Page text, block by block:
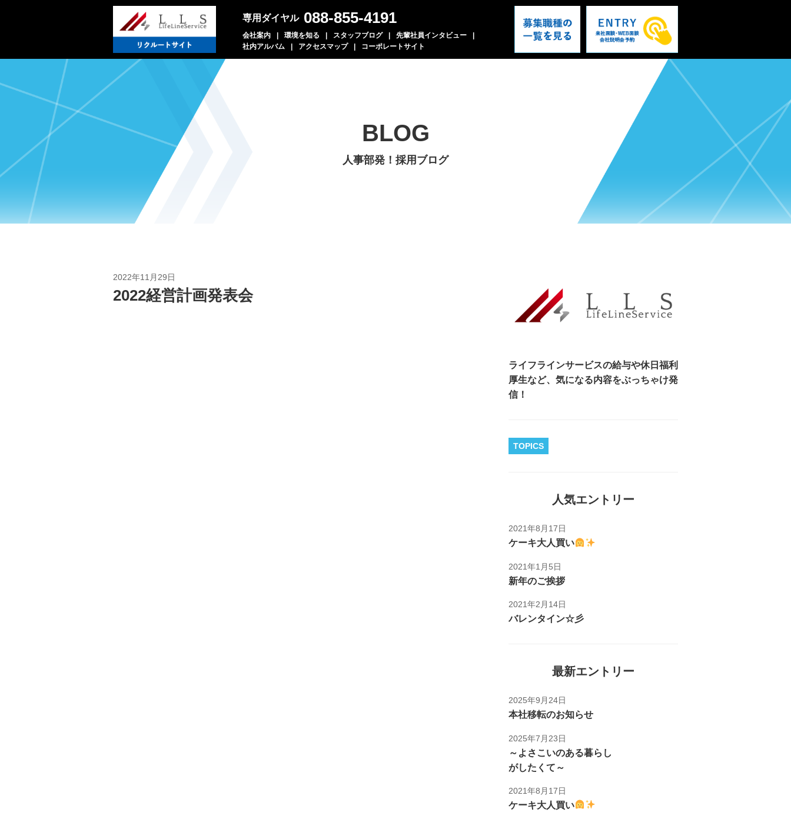
専用ダイヤル 088-855-4191
会社案内 環境を知る スタッフブログ
先輩社員インタビュー
社内アルバム
アクセスマップ コーポレートサイト
BLOG
人事部発！採用ブログ
2022年11月29日
2022経営計画発表会
ライフラインサービスの給与や休日福利
厚生など、気になる内容をぶっちゃけ発
信！
TOPICS
人気エントリー
2021年8月17日
ケーキ大人買い
2021年1月5日
新年のご挨拶
2021年2月14日
バレンタイン☆彡
最新エントリー
2025年9月24日
本社移転のお知らせ
2025年7月23日
～よさこいのある暮らし
がしたくて～
2021年8月17日
ケーキ大人買い